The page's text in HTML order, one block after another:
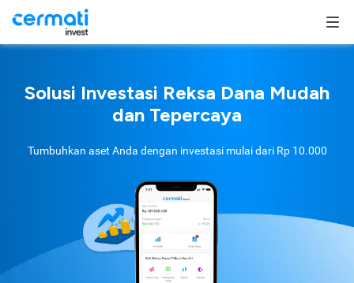
Solusi Investasi Reksa Dana Mudah
dan Tepercaya
Tumbuhkan aset Anda dengan investasi mulai dari Rp 10.000